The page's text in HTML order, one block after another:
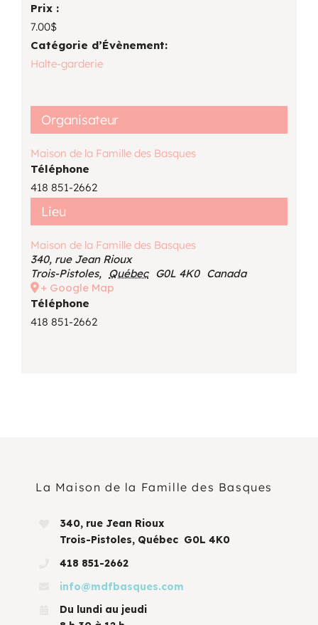
Prix :
7.00$
Catégorie d’Évènement:
Halte-garderie
Lieu
Maison de la Famille des Basques
340, rue Jean Rioux
Trois-Pistoles, Québec G0L 4K0 Canada
+ Google Map
Téléphone
418 851-2662
Organisateur
Maison de la Famille des Basques
Téléphone
418 851-2662
La Maison de la Famille des Basques
340, rue Jean Rioux
Trois-Pistoles, Québec G0L 4K0
418 851-2662
info@mdfbasques.com
Du lundi au jeudi